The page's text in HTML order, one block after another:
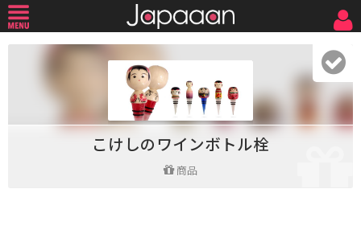
こけしのワインボトル栓
商品